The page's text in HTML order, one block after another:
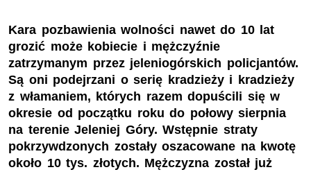
Kara pozbawienia wolności nawet do 10 lat
grozić może kobiecie i mężczyźnie
zatrzymanym przez jeleniogórskich policjantów.
Są oni podejrzani o serię kradzieży i kradzieży
z włamaniem, których razem dopuścili się w
okresie od początku roku do połowy sierpnia
na terenie Jeleniej Góry. Wstępnie straty
pokrzywdzonych zostały oszacowane na kwotę
około 10 tys. złotych. Mężczyzna został już